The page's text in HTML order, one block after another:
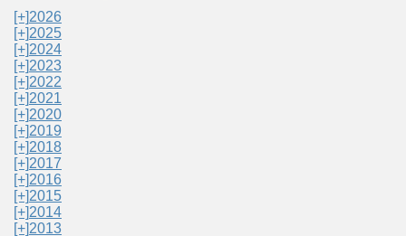
[+]2026
[+]2025
[+]2024
[+]2023
[+]2022
[+]2021
[+]2020
[+]2019
[+]2018
[+]2017
[+]2016
[+]2015
[+]2014
[+]2013